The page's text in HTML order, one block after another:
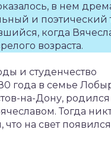
в нем
и поэтический
когда
возраста.
и студенчество
года в семье
на-Дону,
Тогда
что на свет